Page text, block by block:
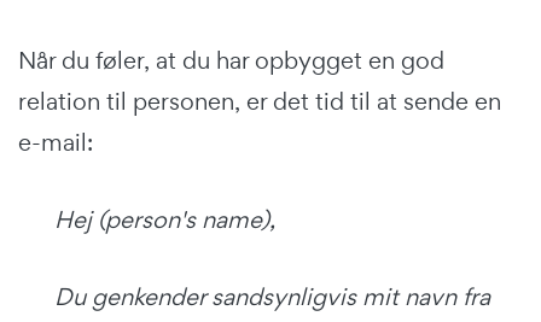
Når du føler, at du har opbygget en god
relation til personen, er det tid til at sende en
e-mail:
Hej (person's name),
Du genkender sandsynligvis mit navn fra